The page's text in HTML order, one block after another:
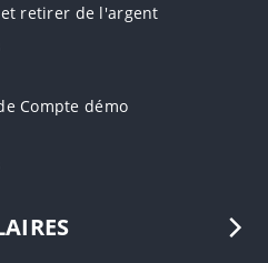
retirer de l'argent
Compte démo